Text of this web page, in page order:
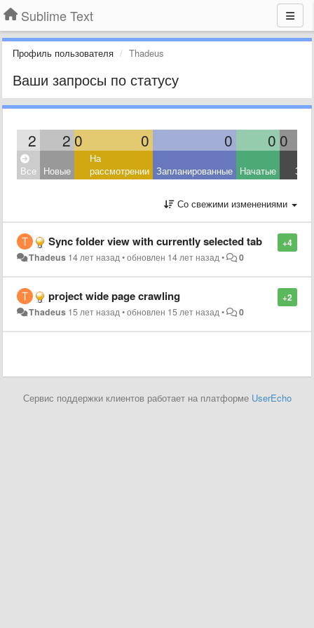
Sublime Text
Профиль пользователя Thadeus
Ваши запросы по статусу
2 2 0 0 0 0 0
Все Новые
На
рассмотрении Запланированные Начатые
Со свежими изменениями
+4
Sync folder view with currently selected tab
Thadeus 14 лет назад•обновлен 14 лет назад• 0
+2
project wide page crawling
Thadeus 15 лет назад•обновлен 15 лет назад• 0
Сервис поддержки клиентов работает на платформе UserEcho